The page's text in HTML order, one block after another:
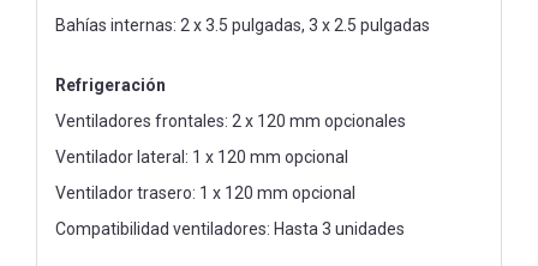
Bahías internas: 2 x 3.5 pulgadas, 3 x 2.5 pulgadas
Refrigeración
Ventiladores frontales: 2 x 120 mm opcionales
Ventilador lateral: 1 x 120 mm opcional
Ventilador trasero: 1 x 120 mm opcional
Compatibilidad ventiladores: Hasta 3 unidades